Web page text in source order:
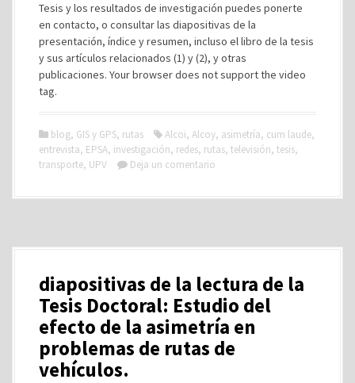
Tesis y los resultados de investigación puedes ponerte
en contacto, o consultar las diapositivas de la
presentación, índice y resumen, incluso el libro de la tesis
y sus artículos relacionados (1) y (2), y otras
publicaciones. Your browser does not support the video
tag.
blog, GIS y GPS, rutas Alcoi, Alcoy, asimetría, cum laude,
entrevista, EPSA, investigación, redes, rutas, televisión, tesis,
transporte, UPV Deja un comentario
diapositivas de la lectura de la
Tesis Doctoral: Estudio del
efecto de la asimetría en
problemas de rutas de
vehículos.